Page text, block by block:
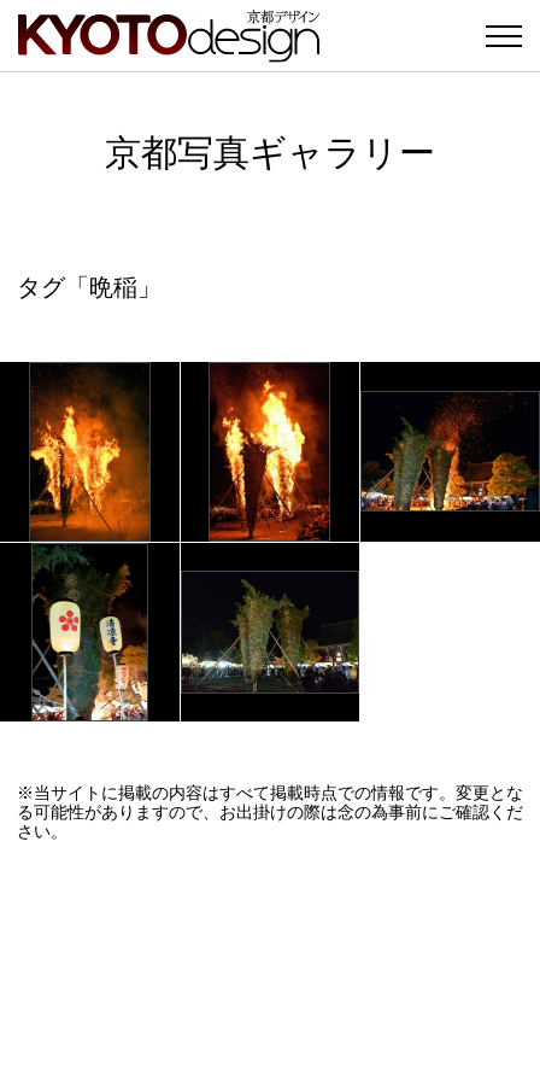
京都写真ギャラリー
タグ「晩稲」
※当サイトに掲載の内容はすべて掲載時点での情報です。変更とな
る可能性がありますので、お出掛けの際は念の為事前にご確認くだ
さい。